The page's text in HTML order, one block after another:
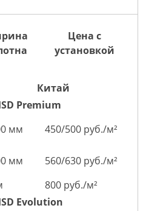
Цена с
установкой
Китай
Premium
мм
450/500 руб./м²
мм
560/630 руб./м²
800 руб./м²
Evolution